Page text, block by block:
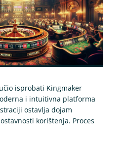
isprobati Kingmaker
i intuitivna platforma
ostavlja dojam
korištenja. Proces